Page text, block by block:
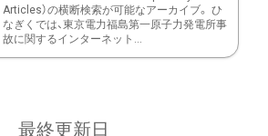
Articles）の横断検索が可能なアーカイブ。 ひ
なぎくでは、東京電力福島第一原子力発電所事
故に関するインターネット...
最終更新日